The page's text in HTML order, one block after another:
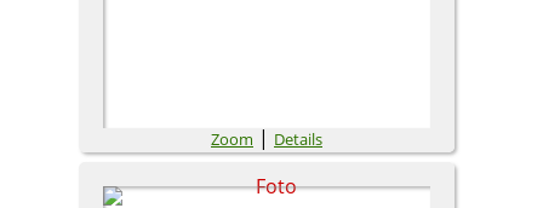
Zoom | Details